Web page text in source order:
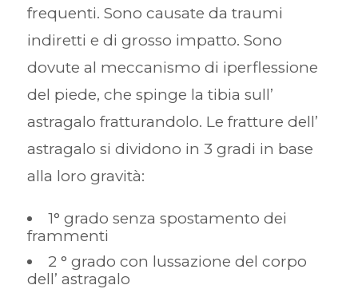
frequenti. Sono causate da traumi
indiretti e di grosso impatto. Sono
dovute al meccanismo di iperflessione
del piede, che spinge la tibia sull’
astragalo fratturandolo. Le fratture dell’
astragalo si dividono in 3 gradi in base
alla loro gravità:
1° grado senza spostamento dei
frammenti
2 ° grado con lussazione del corpo
dell’ astragalo